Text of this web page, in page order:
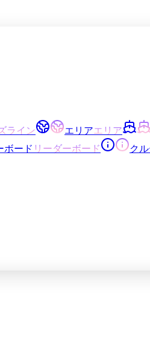
ライン エリアエリア
ボード リーダーボード ク